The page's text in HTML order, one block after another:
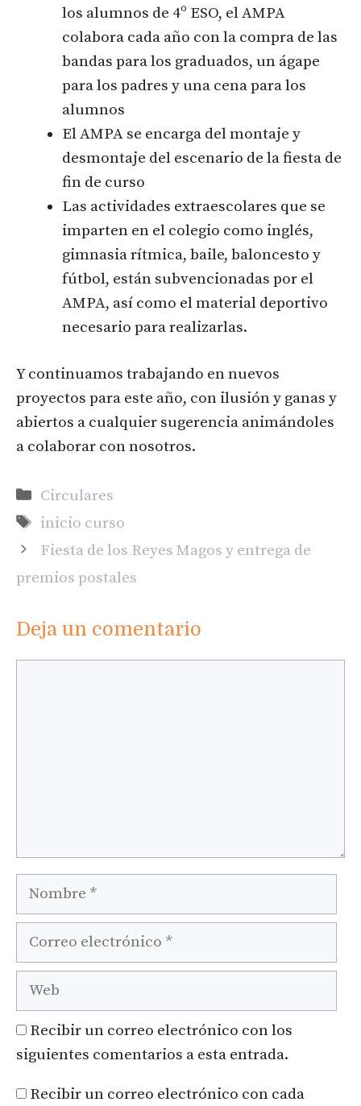
los alumnos de 4º ESO, el AMPA
colabora cada año con la compra de las
bandas para los graduados, un ágape
para los padres y una cena para los
alumnos
El AMPA se encarga del montaje y
desmontaje del escenario de la fiesta de
fin de curso
Las actividades extraescolares que se
imparten en el colegio como inglés,
gimnasia rítmica, baile, baloncesto y
fútbol, están subvencionadas por el
AMPA, así como el material deportivo
necesario para realizarlas.
Y continuamos trabajando en nuevos
proyectos para este año, con ilusión y ganas y
abiertos a cualquier sugerencia animándoles
a colaborar con nosotros.
Categorías
Circulares
Etiquetas
inicio curso
Fiesta de los Reyes Magos y entrega de
premios postales
Deja un comentario
Nombre
Correo
electrónico
Web
Recibir un correo electrónico con los
siguientes comentarios a esta entrada.
Recibir un correo electrónico con cada